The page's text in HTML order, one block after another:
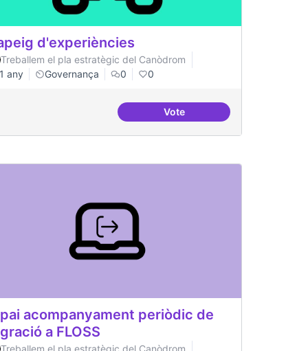
d'experiències
Treballem el pla estratègic del Canòdrom
1 any
Governança 0 0
VoteMapeig d'experiències
acompanyament periòdic de
a FLOSS